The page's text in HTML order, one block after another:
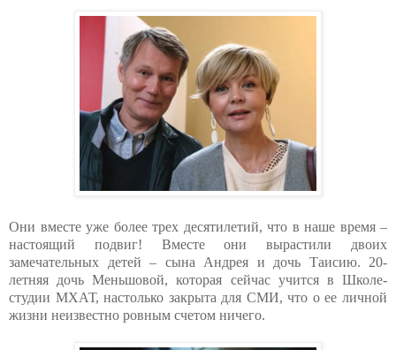
Они вместе уже более трех десятилетий, что в наше время –
настоящий подвиг! Вместе они вырастили двоих
замечательных детей – сына Андрея и дочь Таисию. 20-
летняя дочь Меньшовой, которая сейчас учится в Школе-
студии МХАТ, настолько закрыта для СМИ, что о ее личной
жизни неизвестно ровным счетом ничего.